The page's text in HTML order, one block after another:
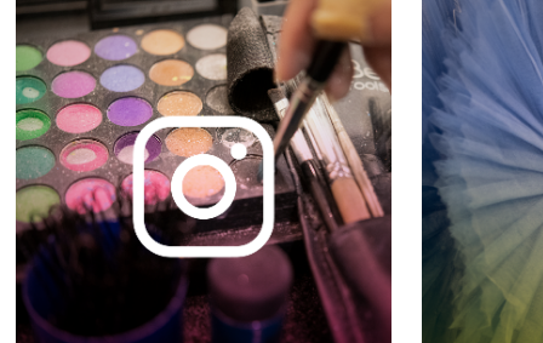
ENCONTRÉMONOS EN REDES SOCIALES
Síguenos para estar al tanto de todas nuestras
novedades